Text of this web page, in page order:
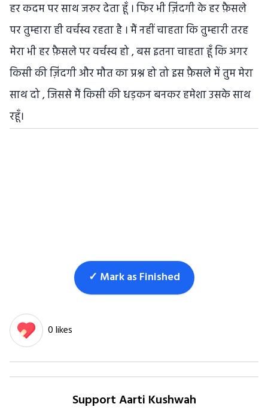
हर कदम पर साथ जरुर देता हूँ । फिर भी ज़िंदगी के हर फ़ैसले
पर तुम्हारा ही वर्चस्व रहता है । मैं नहीं चाहता कि तुम्हारी तरह
मेरा भी हर फ़ैसले पर वर्चस्व हो , बस इतना चाहता हूँ कि अगर
किसी की ज़िंदगी और मौत का प्रश्न हो तो इस फ़ैसले में तुम मेरा
साथ दो , जिससे मैं किसी की धड़कन बनकर हमेशा उसके साथ
रहूँ।
✓ Mark as Finished
0 likes
Support Aarti Kushwah